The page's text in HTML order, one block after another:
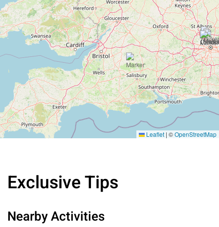
Leaflet | ©OpenStreetMap
Exclusive Tips
Nearby Activities